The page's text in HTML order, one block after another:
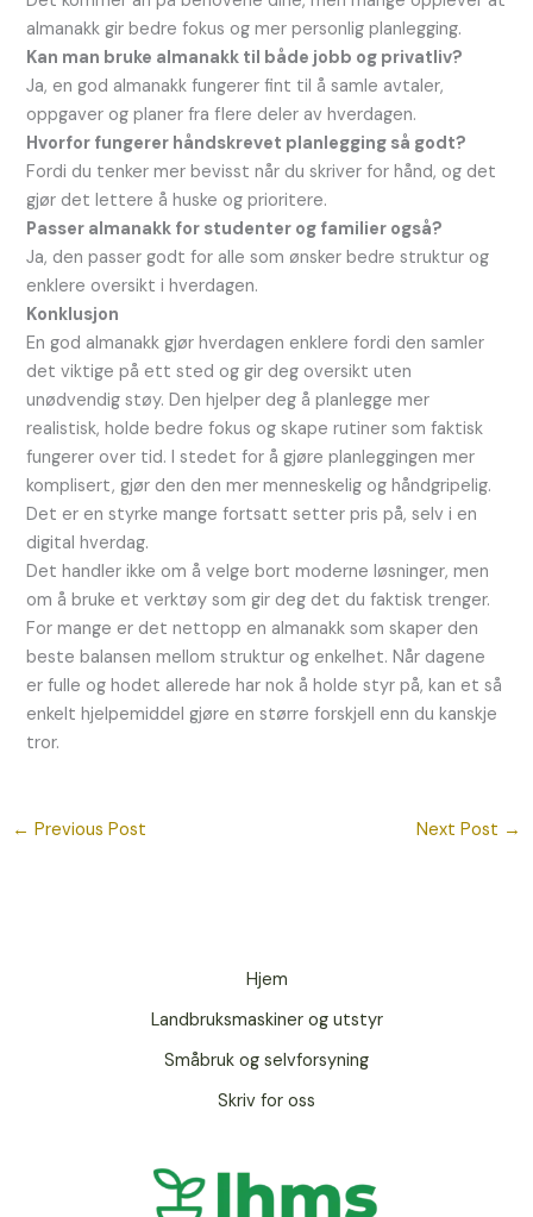
almanakk gir bedre fokus og mer personlig planlegging.
Kan man bruke almanakk til både jobb og privatliv?
Ja, en god almanakk fungerer fint til å samle avtaler,
oppgaver og planer fra flere deler av hverdagen.
Hvorfor fungerer håndskrevet planlegging så godt?
Fordi du tenker mer bevisst når du skriver for hånd, og det
gjør det lettere å huske og prioritere.
Passer almanakk for studenter og familier også?
Ja, den passer godt for alle som ønsker bedre struktur og
enklere oversikt i hverdagen.
Konklusjon
En god almanakk gjør hverdagen enklere fordi den samler
det viktige på ett sted og gir deg oversikt uten
unødvendig støy. Den hjelper deg å planlegge mer
realistisk, holde bedre fokus og skape rutiner som faktisk
fungerer over tid. I stedet for å gjøre planleggingen mer
komplisert, gjør den den mer menneskelig og håndgripelig.
Det er en styrke mange fortsatt setter pris på, selv i en
digital hverdag.
Det handler ikke om å velge bort moderne løsninger, men
om å bruke et verktøy som gir deg det du faktisk trenger.
For mange er det nettopp en almanakk som skaper den
beste balansen mellom struktur og enkelhet. Når dagene
er fulle og hodet allerede har nok å holde styr på, kan et så
enkelt hjelpemiddel gjøre en større forskjell enn du kanskje
tror.
← Previous Post Next Post →
Hjem
Landbruksmaskiner og utstyr
Småbruk og selvforsyning
Skriv for oss